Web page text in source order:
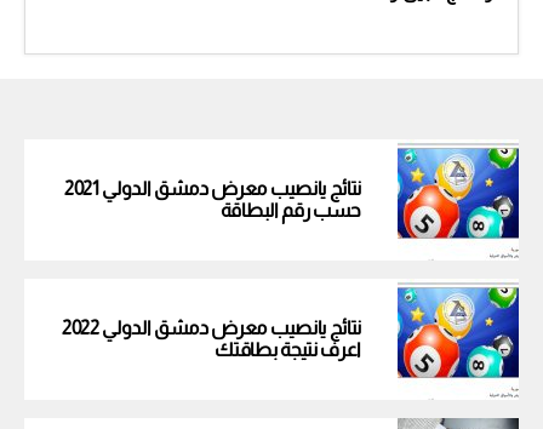
نتائج يانصيب معرض دمشق الدولي 2021
حسب رقم البطاقة
نتائج يانصيب معرض دمشق الدولي 2022
اعرف نتيجة بطاقتك